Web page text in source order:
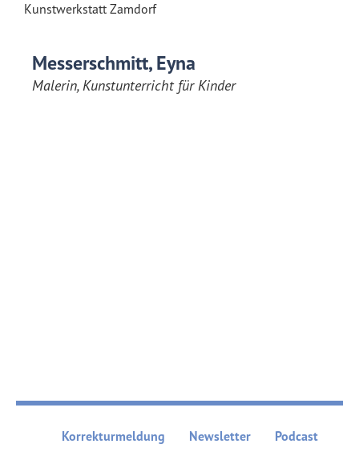
Kunstwerkstatt Zamdorf
Messerschmitt, Eyna
Malerin, Kunstunterricht für Kinder
Korrekturmeldung Newsletter
Podcast